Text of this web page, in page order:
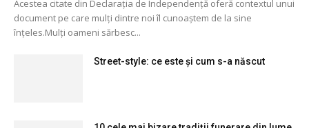
Acestea citate din Declarația de Independență oferă contextul unui
document pe care mulți dintre noi îl cunoaștem de la sine
înțeles.Mulți oameni sărbesc...
Street-style: ce este și cum s-a născut